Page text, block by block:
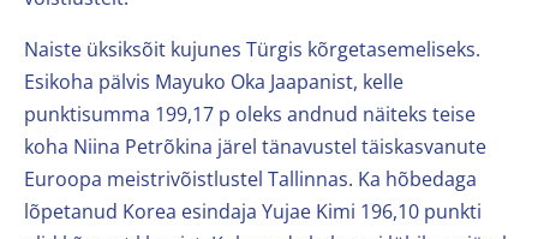
Naiste üksiksõit kujunes Türgis kõrgetasemeliseks.
Esikoha pälvis Mayuko Oka Jaapanist, kelle
punktisumma 199,17 p oleks andnud näiteks teise
koha Niina Petrõkina järel tänavustel täiskasvanute
Euroopa meistrivõistlustel Tallinnas. Ka hõbedaga
lõpetanud Korea esindaja Yujae Kimi 196,10 punkti